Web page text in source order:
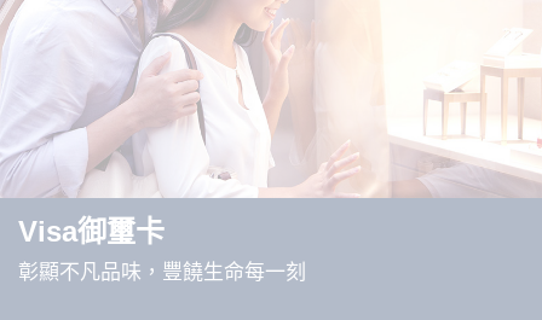
Visa御璽卡
彰顯不凡品味，豐饒生命每一刻